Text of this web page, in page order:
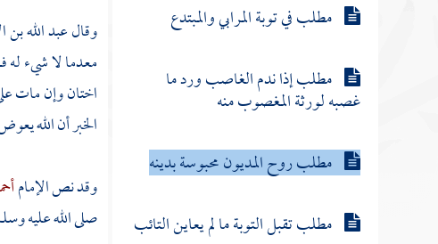
مطلب في توبة المرابي والمبتدع
مطلب إذا ندم الغاصب ورد ما
غصبه لورثة المغصوب منه
مطلب روح المديون محبوسة بدينه
مطلب تقبل التوبة ما لم يعاين التائب
وقالعبد الله بن
معدما لا شيء
اختان وإن مات
الخبر أن الله
وقد نص الإمام
صلى الله عليه